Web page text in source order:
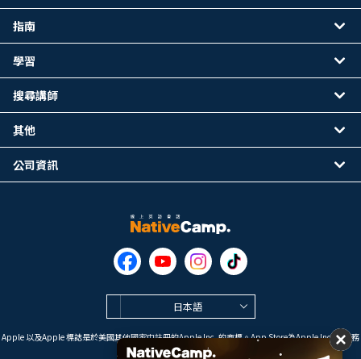
日本語
Apple 以及Apple 標誌是於美國其他國家中註冊的Apple Inc. 的商標。App Store為Apple Inc. 的服務
標誌。
指南
學習
搜尋講師
其他
公司資訊